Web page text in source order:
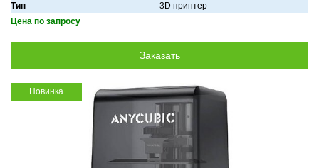
Тип
3D принтер
Цена по запросу
Новинка